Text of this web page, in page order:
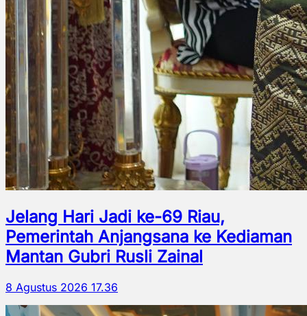
Jelang Hari Jadi ke-69 Riau,
Pemerintah Anjangsana ke Kediaman
Mantan Gubri Rusli Zainal
8 Agustus 2026 17.36